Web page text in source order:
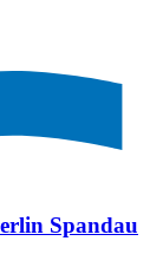
Spandau